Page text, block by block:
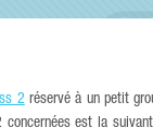
2réservé à un petit
concernées est la